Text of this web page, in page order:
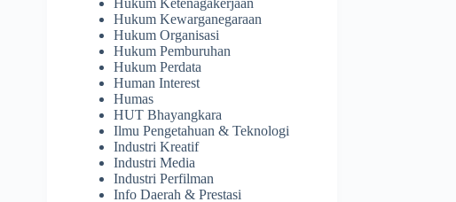
Hukum Ketenagakerjaan
Hukum Kewarganegaraan
Hukum Organisasi
Hukum Pemburuhan
Hukum Perdata
Human Interest
Humas
HUT Bhayangkara
Ilmu Pengetahuan & Teknologi
Industri Kreatif
Industri Media
Industri Perfilman
Info Daerah & Prestasi